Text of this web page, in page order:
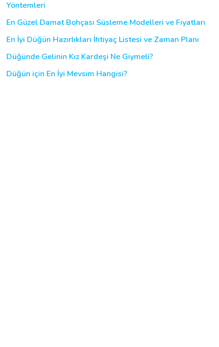
Yöntemleri
En Güzel Damat Bohçası Süsleme Modelleri ve Fiyatları
En İyi Düğün Hazırlıkları İhtiyaç Listesi ve Zaman Planı
Düğünde Gelinin Kız Kardeşi Ne Giymeli?
Düğün için En İyi Mevsim Hangisi?